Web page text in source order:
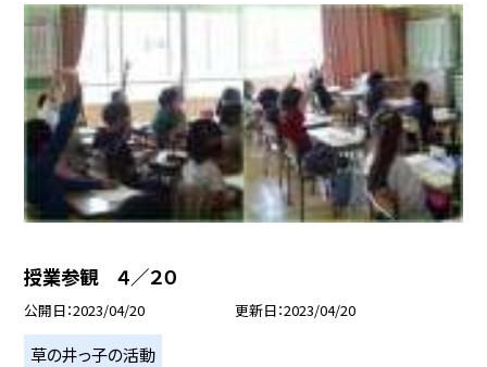
授業参観 ４／２０
公開日 2023/04/20 更新日 2023/04/20
草の井っ子の活動